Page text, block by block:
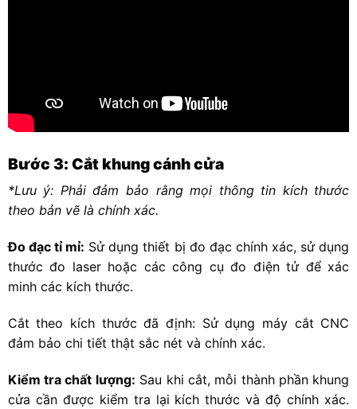
Bước 3: Cắt khung cánh cửa
*Lưu ý: Phải đảm bảo rằng mọi thông tin kích thước
theo bản vẽ là chính xác.
Đo đạc tỉ mỉ: Sử dụng thiết bị đo đạc chính xác, sử dụng
thước đo laser hoặc các công cụ đo điện tử để xác
minh các kích thước.
Cắt theo kích thước đã định: Sử dụng máy cắt CNC
đảm bảo chi tiết thật sắc nét và chính xác.
Kiểm tra chất lượng: Sau khi cắt, mỗi thành phần khung
cửa cần được kiểm tra lại kích thước và độ chính xác.